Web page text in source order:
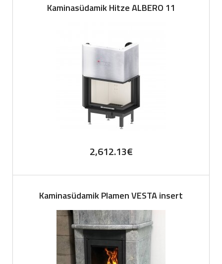
Kaminasüdamik Hitze ALBERO 11
2,612.13€
Kaminasüdamik Plamen VESTA insert